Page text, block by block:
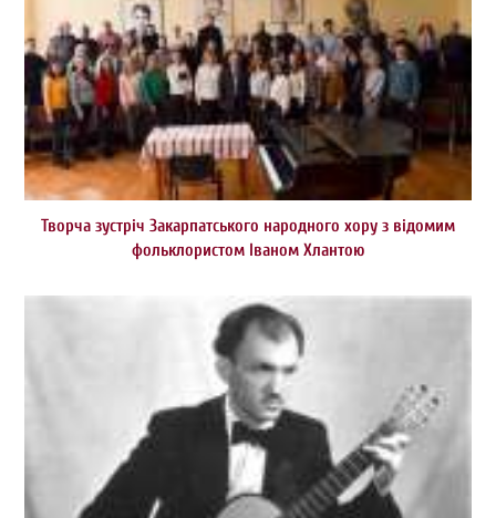
Творча зустріч Закарпатського народного хору з відомим
фольклористом Іваном Хлантою